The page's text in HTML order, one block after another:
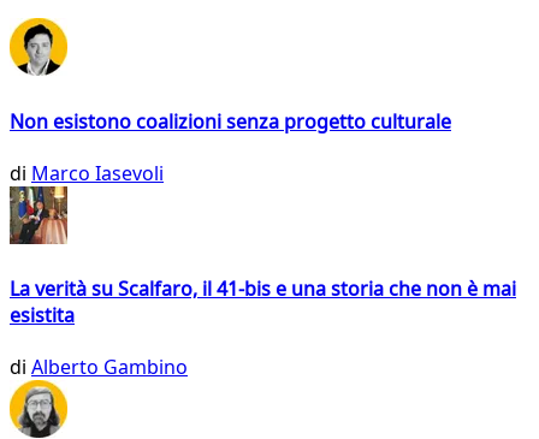
Non esistono coalizioni senza progetto culturale
di Marco Iasevoli
La verità su Scalfaro, il 41-bis e una storia che non è mai
esistita
di Alberto Gambino